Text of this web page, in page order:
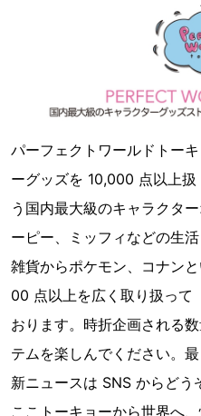
パーフェクトワールドトー
ーグッズを 10,000 点以上扱
う国内最大級のキャラクタ
ーピー、ミッフィなどの生活
雑貨からポケモン、コナン
00 点以上を広く取り扱って
おります。時折企画される
テムを楽しんでください。最
新ニュースは SNS からどう
ここトーキョーから世界へ